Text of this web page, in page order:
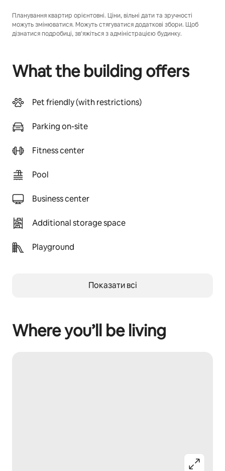
Планування квартир орієнтовні. Ціни, вільні дати та зручності
можуть змінюватися. Можуть стягуватися додаткові збори. Щоб
дізнатися подробиці, зв’яжіться з адміністрацією будинку.
What the building offers
Pet friendly (with restrictions)
Parking on-site
Fitness center
Pool
Business center
Additional storage space
Playground
Показати всі
Where you’ll be living